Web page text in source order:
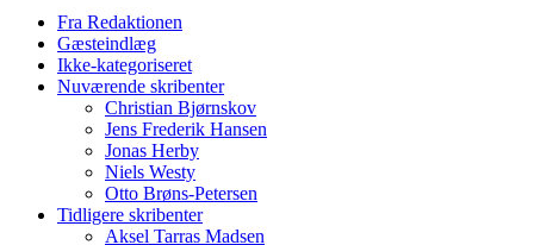
Fra Redaktionen
Gæsteindlæg
Ikke-kategoriseret
Nuværende skribenter
Christian Bjørnskov
Jens Frederik Hansen
Jonas Herby
Niels Westy
Otto Brøns-Petersen
Tidligere skribenter
Aksel Tarras Madsen